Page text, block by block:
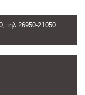
τηλ:26950-21050